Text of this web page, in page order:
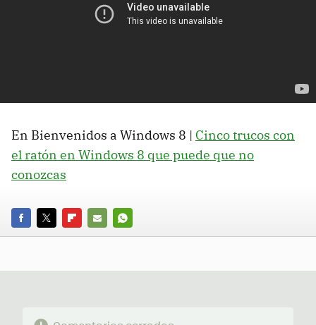
En Bienvenidos a Windows 8 | Cinco trucos con
el ratón en Windows 8 que puede que no
conozcas
FACEBOOK
TWITTERFLIPBOARD
E-
WHATSAPP